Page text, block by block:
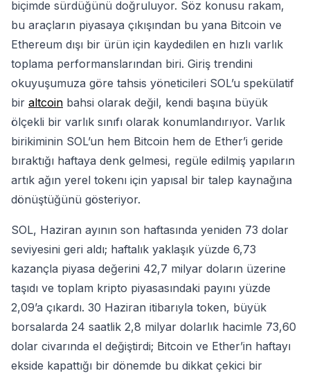
biçimde sürdüğünü doğruluyor. Söz konusu rakam,
bu araçların piyasaya çıkışından bu yana Bitcoin ve
Ethereum dışı bir ürün için kaydedilen en hızlı varlık
toplama performanslarından biri. Giriş trendini
okuyuşumuza göre tahsis yöneticileri SOL’u spekülatif
bir altcoin bahsi olarak değil, kendi başına büyük
ölçekli bir varlık sınıfı olarak konumlandırıyor. Varlık
birikiminin SOL’un hem Bitcoin hem de Ether’i geride
bıraktığı haftaya denk gelmesi, regüle edilmiş yapıların
artık ağın yerel tokenı için yapısal bir talep kaynağına
dönüştüğünü gösteriyor.
SOL, Haziran ayının son haftasında yeniden 73 dolar
seviyesini geri aldı; haftalık yaklaşık yüzde 6,73
kazançla piyasa değerini 42,7 milyar doların üzerine
taşıdı ve toplam kripto piyasasındaki payını yüzde
2,09’a çıkardı. 30 Haziran itibarıyla token, büyük
borsalarda 24 saatlik 2,8 milyar dolarlık hacimle 73,60
dolar civarında el değiştirdi; Bitcoin ve Ether’in haftayı
ekside kapattığı bir dönemde bu dikkat çekici bir